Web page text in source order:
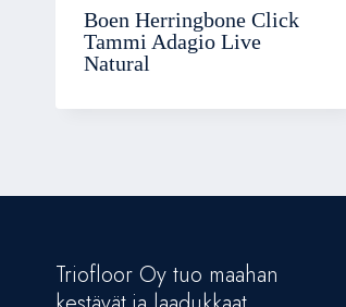
Boen Herringbone Click
Tammi Adagio Live
Natural
Triofloor Oy tuo maahan